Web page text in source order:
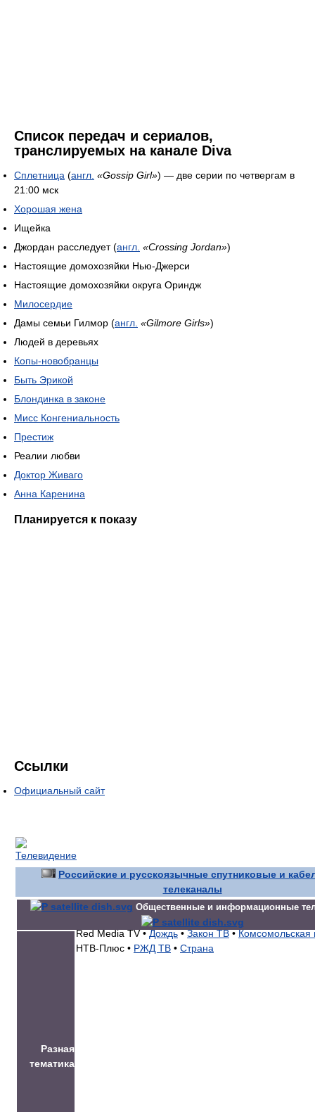
Список передач и сериалов,
транслируемых на канале Diva
Сплетница (англ. «Gossip Girl») — две серии по четвергам в
21:00 мск
Хорошая жена
Ищейка
Джордан расследует (англ. «Crossing Jordan»)
Настоящие домохозяйки Нью-Джерси
Настоящие домохозяйки округа Ориндж
Милосердие
Дамы семьи Гилмор (англ. «Gilmore Girls»)
Людей в деревьях
Копы-новобранцы
Быть Эрикой
Блондинка в законе
Мисс Конгениальность
Престиж
Реалии любви
Доктор Живаго
Анна Каренина
Планируется к показу
Ссылки
Официальный сайт
Российские и русскоязычные спутниковые и
телеканалы
Общественные и информационные
Разная
тематика
Red Media TV • Дождь• Закон ТВ• Комсомольская
НТВ-Плюс • РЖД ТВ • Страна